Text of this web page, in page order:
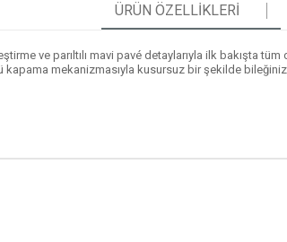
ÜRÜN ÖZELLIKLERI
ve parıltılı mavi pavé detaylarıyla ilk bakışta
kapama mekanizmasıyla kusursuz bir şekilde